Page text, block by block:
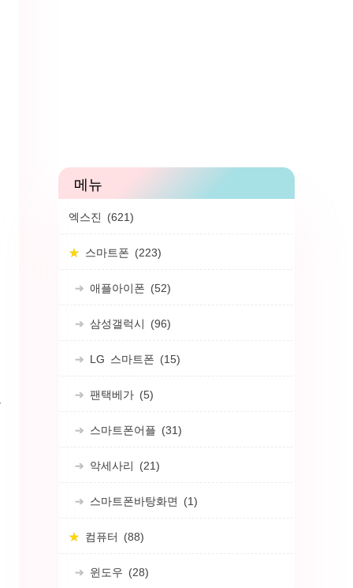
엑스진 (621)
스마트폰 (223)
애플아이폰 (52)
삼성갤럭시 (96)
LG 스마트폰 (15)
팬택베가 (5)
스마트폰어플 (31)
악세사리 (21)
스마트폰바탕화면 (1)
컴퓨터 (88)
윈도우 (28)